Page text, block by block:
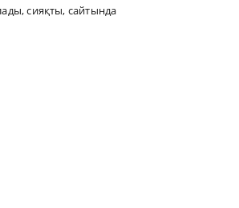
,сияқты, сайтында